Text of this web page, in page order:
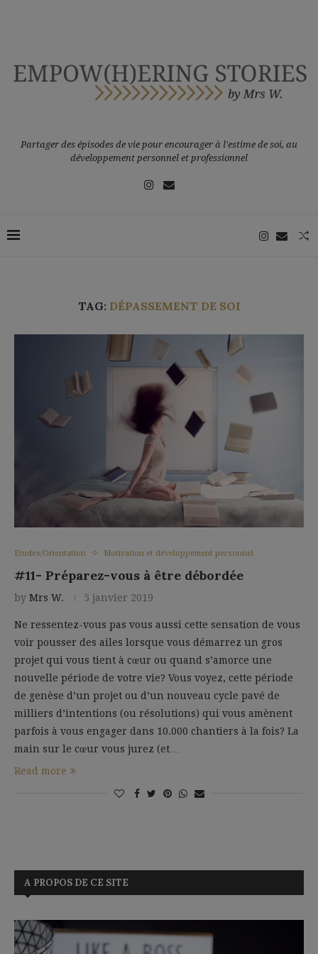
Partager des épisodes de vie pour encourager à l'estime de soi, au
développement personnel et professionnel
TAG: DÉPASSEMENT DE SOI
Etudes/Orientation Motivation et développement personnel
#11- Préparez-vous à être débordée
by Mrs W. 5 janvier 2019
Ne ressentez-vous pas vous aussi cette sensation de vous
voir pousser des ailes lorsque vous démarrez un gros
projet qui vous tient à cœur ou quand s’amorce une
nouvelle période de votre vie? Vous voyez, cette période
de genèse d’un projet ou d’un nouveau cycle pavé de
milliers d’intentions (ou résolutions) qui vous amènent
parfois à vous engager dans 10.000 chantiers à la fois? La
main sur le cœur vous jurez (et…
Read more
A PROPOS DE CE SITE